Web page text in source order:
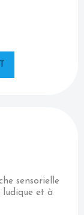
sensorielle
ludique et à